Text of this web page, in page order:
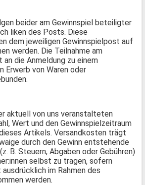
beider am Gewinnspiel beteiligter
liken des Posts. Diese
dem jeweiligen Gewinnspielpost auf
werden. Die Teilnahme am
die Anmeldung zu einem
Erwerb von Waren oder
aktuell von uns veranstalteten
Wert und den Gewinnspielzeitraum
Artikels. Versandkosten trägt
durch den Gewinn entstehende
B. Steuern, Abgaben oder Gebühren)
selbst zu tragen, sofern
im Rahmen des
werden.